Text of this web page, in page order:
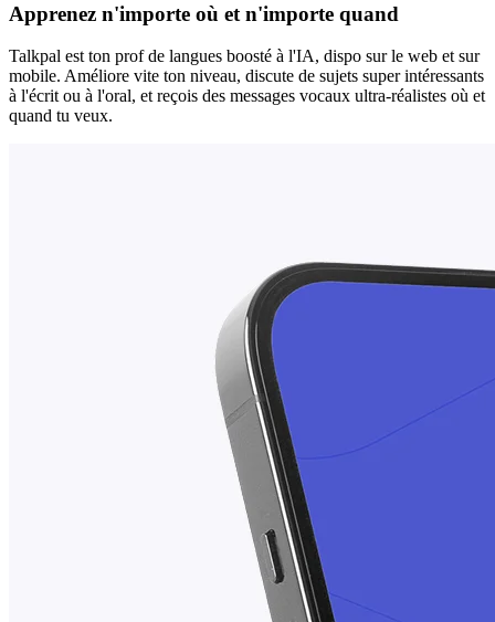
Apprenez n'importe où et n'importe quand
Talkpal est ton prof de langues boosté à l'IA, dispo sur le web et sur
mobile. Améliore vite ton niveau, discute de sujets super intéressants
à l'écrit ou à l'oral, et reçois des messages vocaux ultra-réalistes où et
quand tu veux.